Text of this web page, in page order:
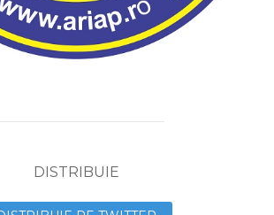
DISTRIBUIE